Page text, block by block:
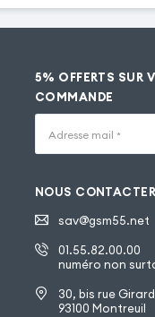
5% OFFERTS SUR
COMMANDE
Adresse mail *
NOUS CONTACTER
sav@gsm55.net
01.55.82.00.00
numéro non
30, bis rue Girard
93100 Montreuil